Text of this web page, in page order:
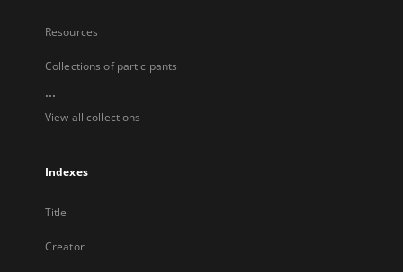
Resources
Collections of participants
...
View all collections
Indexes
Title
Creator